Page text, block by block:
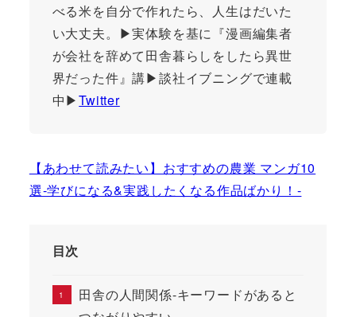
べる米を自分で作れたら、人生はだいた
い大丈夫。▶︎実体験を基に『漫画編集者
が会社を辞めて田舎暮らしをしたら異世
界だった件』講▶談社イブニングで連載
中▶Twitter
【あわせて読みたい】おすすめの農業 マンガ10
選-学びになる&実践したくなる作品ばかり！-
目次
田舎の人間関係-キーワードがあると